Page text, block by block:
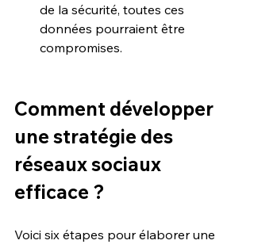
de la sécurité, toutes ces
données pourraient être
compromises.
Comment développer
une stratégie des
réseaux sociaux
efficace ?
Voici six étapes pour élaborer une